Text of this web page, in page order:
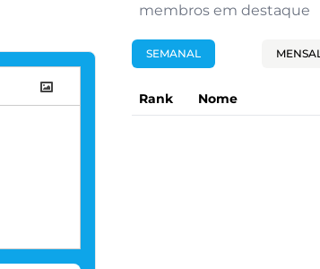
membros em destaque
SEMANAL MENSAL
Rank Nome